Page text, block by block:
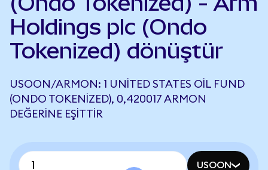
Holdings plc (Ondo
Tokenized) dönüştür
USOON/ARMON: 1 UNITED STATES OIL FUND
(ONDO TOKENIZED), 0,420017 ARMON
DEĞERINE EŞITTIR
USOON